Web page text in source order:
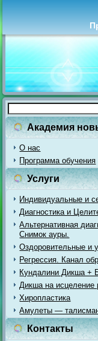
Академия
О нас
Программа обучения
Услуги
Индивидуальные и
Диагностика и
Альтернативная
Снимок ауры.
Оздоровительные и
Регрессия. Канал
Кундалини Дикша +
Дикша на исцеление
Хиропластика
Амулеты —
Контакты